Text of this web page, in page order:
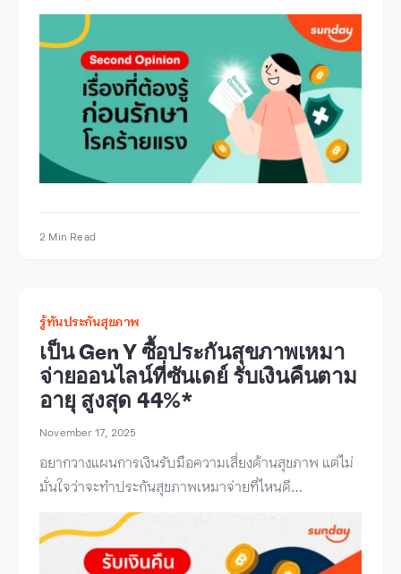
2 Min Read
รู้ทันประกันสุขภาพ
เป็น Gen Y ซื้อประกันสุขภาพเหมา
จ่ายออนไลน์ที่ซันเดย์ รับเงินคืนตาม
อายุ สูงสุด 44%*
November 17, 2025
อยากวางแผนการเงินรับมือความเสี่ยงด้านสุขภาพ แต่ไม่
มั่นใจว่าจะทำประกันสุขภาพเหมาจ่ายที่ไหนดี…